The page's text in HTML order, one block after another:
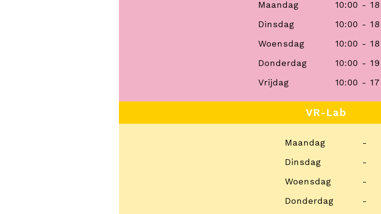
Maandag
10:00 -
Dinsdag
10:00 -
Woensdag
10:00 -
Donderdag
10:00 -
Vrijdag
10:00 -
VR-Lab
Maandag
-
Dinsdag
-
Woensdag
-
Donderdag
-